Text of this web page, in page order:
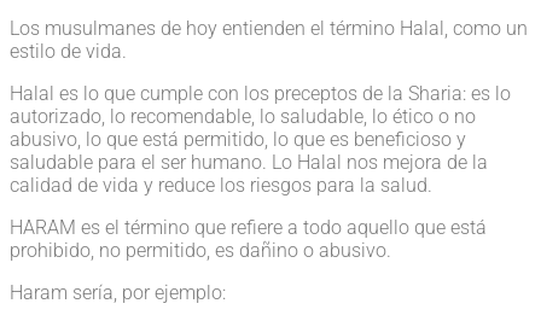
Los musulmanes de hoy entienden el término Halal, como un
estilo de vida.
Halal es lo que cumple con los preceptos de la Sharia: es lo
autorizado, lo recomendable, lo saludable, lo ético o no
abusivo, lo que está permitido, lo que es beneficioso y
saludable para el ser humano. Lo Halal nos mejora de la
calidad de vida y reduce los riesgos para la salud.
HARAM es el término que refiere a todo aquello que está
prohibido, no permitido, es dañino o abusivo.
Haram sería, por ejemplo: